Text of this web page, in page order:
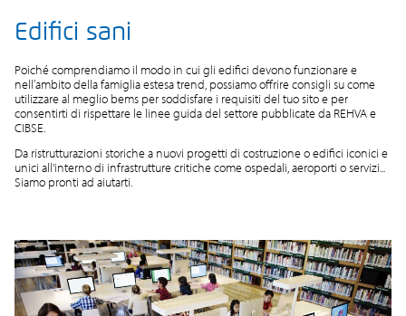
Edifici sani
Poiché comprendiamo il modo in cui gli edifici devono funzionare e
nell’ambito della famiglia estesa trend, possiamo offrire consigli su come
utilizzare al meglio bems per soddisfare i requisiti del tuo sito e per
consentirti di rispettare le linee guida del settore pubblicate da REHVA e
CIBSE.
Da ristrutturazioni storiche a nuovi progetti di costruzione o edifici iconici e
unici all'interno di infrastrutture critiche come ospedali, aeroporti o servizi...
Siamo pronti ad aiutarti.